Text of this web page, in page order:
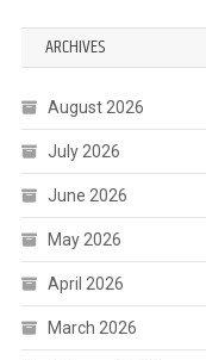
ARCHIVES
August 2026
July 2026
June 2026
May 2026
April 2026
March 2026